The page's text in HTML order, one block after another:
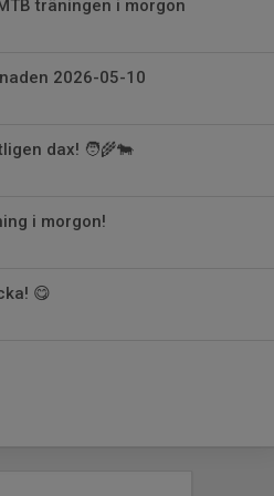
träningen i morgon
2026-05-10
dax! 🧑‍🌾🐄
i morgon!
😋